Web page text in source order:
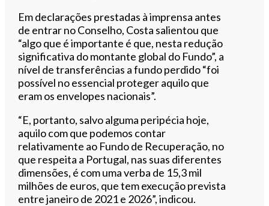
Em declarações prestadas à imprensa antes
de entrar no Conselho, Costa salientou que
“algo que é importante é que, nesta redução
significativa do montante global do Fundo”, a
nível de transferências a fundo perdido “foi
possível no essencial proteger aquilo que
eram os envelopes nacionais”.
“E, portanto, salvo alguma peripécia hoje,
aquilo com que podemos contar
relativamente ao Fundo de Recuperação, no
que respeita a Portugal, nas suas diferentes
dimensões, é com uma verba de 15,3 mil
milhões de euros, que tem execução prevista
entre janeiro de 2021 e 2026”, indicou.